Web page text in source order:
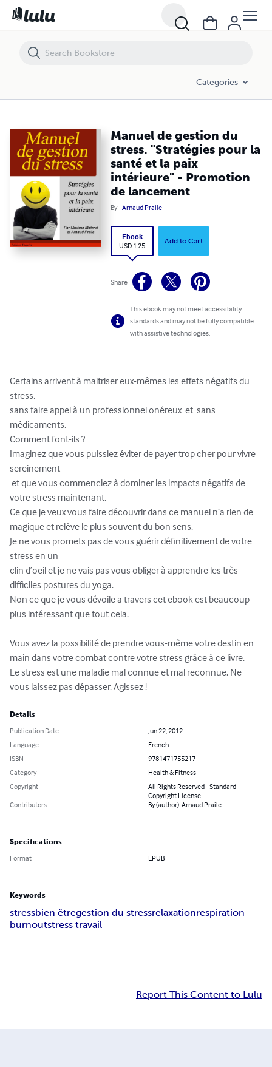
Categories
Manuel de gestion du
stress. "Stratégies pour la
santé et la paix
intérieure" - Promotion
de lancement
By Arnaud Praile
Ebook
USD 1.25
Add to Cart
Share
This ebook may not meet accessibility
standards and may not be fully compatible
with assistive technologies.
Certains arrivent à maitriser eux-mêmes les effets négatifs du
stress,
sans faire appel à un professionnel onéreux  et  sans
médicaments.
Comment font-ils ?
Imaginez que vous puissiez éviter de payer trop cher pour vivre
sereinement
votre stress maintenant.
Ce que je veux vous faire découvrir dans ce manuel n’a rien de
magique et relève le plus souvent du bon sens.
Je ne vous promets pas de vous guérir définitivement de votre
stress en un
clin d’oeil et je ne vais pas vous obliger à apprendre les très
difficiles postures du yoga.
Non ce que je vous dévoile a travers cet ebook est beaucoup
plus intéressant que tout cela.
-----------------------------------------------------------------------------
Vous avez la possibilité de prendre vous-même votre destin en
main dans votre combat contre votre stress grâce à ce livre.
Le stress est une maladie mal connue et mal reconnue. Ne
vous laissez pas dépasser. Agissez !
Details
Publication Date
Jun 22, 2012
Language
French
ISBN
9781471755217
Category
Health & Fitness
Copyright
All Rights Reserved - Standard
Copyright License
Contributors
By (author): Arnaud Praile
Specifications
Format EPUB
Keywords
stressbien êtregestion du stressrelaxationrespiration
burnoutstress travail
Report This Content to Lulu
Manuel de gestion du stress. "Stratégies pour la santé et la paix